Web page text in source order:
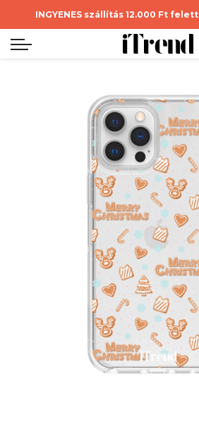
INGYENES szállítás 12.000 Ft